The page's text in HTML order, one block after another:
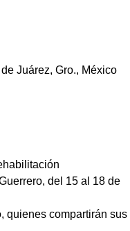
Juárez, Gro., México
del 15 al 18 de
quienes compartirán sus